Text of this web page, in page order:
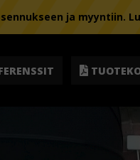
ja myyntiin.